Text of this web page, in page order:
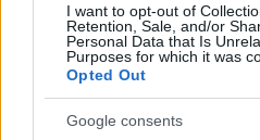
I want to opt-out of
Retention, Sale, and/or
Personal Data that Is
Purposes for which it was
Opted Out
Google consents